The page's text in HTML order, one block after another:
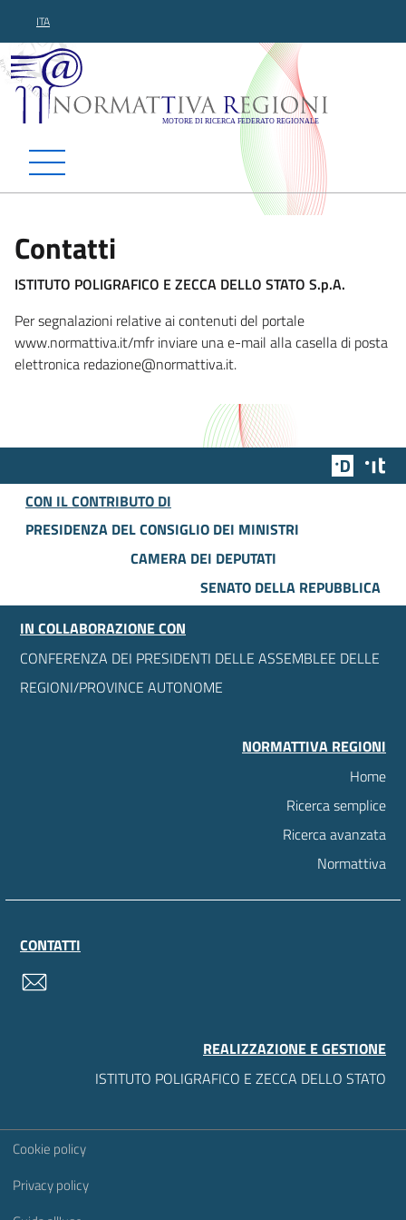
ITA
Normattiva Regioni -
Contatti
ISTITUTO POLIGRAFICO E ZECCA DELLO STATO S.p.A.
Per segnalazioni relative ai contenuti del portale
www.normattiva.it/mfr inviare una e-mail alla casella di posta
elettronica redazione@normattiva.it.
Team
CON IL CONTRIBUTO DI
PRESIDENZA DEL CONSIGLIO DEI MINISTRI
CAMERA DEI DEPUTATI
SENATO DELLA REPUBBLICA
IN COLLABORAZIONE CON
CONFERENZA DEI PRESIDENTI DELLE ASSEMBLEE DELLE
REGIONI/PROVINCE AUTONOME
NORMATTIVA REGIONI
Home
Ricerca semplice
Ricerca avanzata
Normattiva
CONTATTI
REALIZZAZIONE E GESTIONE
ISTITUTO POLIGRAFICO E ZECCA DELLO STATO
Sezione Link Utili
Cookie policy
Privacy policy